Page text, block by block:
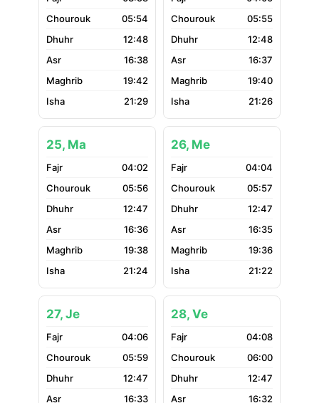
05:54
12:48
16:38
19:42
21:29
05:55
12:48
16:37
19:40
21:26
25, Ma
04:02
05:56
12:47
16:36
19:38
21:24
26, Me
04:04
05:57
12:47
16:35
19:36
21:22
27, Je
04:06
05:59
12:47
16:33
28, Ve
04:08
06:00
12:47
16:32